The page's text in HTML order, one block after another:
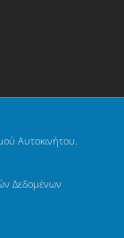
Αυτοκινήτου.
Δεδομένων